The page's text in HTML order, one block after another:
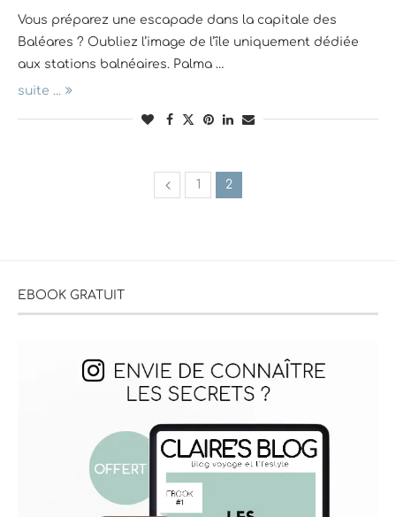
Vous préparez une escapade dans la capitale des
Baléares ? Oubliez l’image de l’île uniquement dédiée
aux stations balnéaires. Palma …
suite ...
1 2
EBOOK GRATUIT